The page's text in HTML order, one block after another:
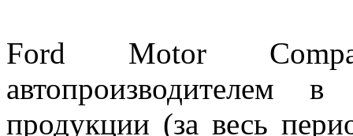
Ford Motor
продукции (за весь